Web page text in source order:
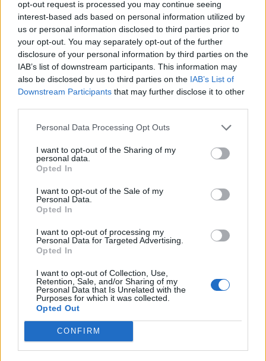
opt-out request is processed you may continue seeing
interest-based ads based on personal information utilized by
us or personal information disclosed to third parties prior to
your opt-out. You may separately opt-out of the further
disclosure of your personal information by third parties on the
IAB’s list of downstream participants. This information may
also be disclosed by us to third parties on the IAB’s List of
Downstream Participants that may further disclose it to other
Personal Data Processing Opt Outs
I want to opt-out of the Sharing of my
personal data.
Opted In
I want to opt-out of the Sale of my
Personal Data.
Opted In
I want to opt-out of processing my
Personal Data for Targeted Advertising.
Opted In
I want to opt-out of Collection, Use,
Retention, Sale, and/or Sharing of my
Personal Data that Is Unrelated with the
Purposes for which it was collected.
Opted Out
CONFIRM